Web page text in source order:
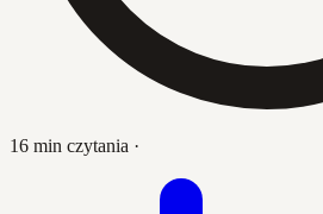
16 min czytania ·